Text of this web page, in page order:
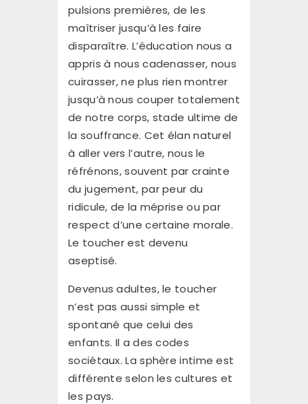
pulsions premières, de les
maîtriser jusqu’à les faire
disparaître. L’éducation nous a
appris à nous cadenasser, nous
cuirasser, ne plus rien montrer
jusqu’à nous couper totalement
de notre corps, stade ultime de
la souffrance. Cet élan naturel
à aller vers l’autre, nous le
réfrénons, souvent par crainte
du jugement, par peur du
ridicule, de la méprise ou par
respect d’une certaine morale.
Le toucher est devenu
aseptisé.
Devenus adultes, le toucher
n’est pas aussi simple et
spontané que celui des
enfants. Il a des codes
sociétaux. La sphère intime est
différente selon les cultures et
les pays.